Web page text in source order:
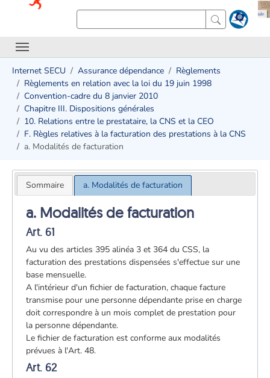
Internet SECU Assurance dépendance
Règlements
Règlements en relation avec la loi du 19 juin 1998
Convention-cadre du 8 janvier 2010
Chapitre III. Dispositions générales
10. Relations entre le prestataire, la CNS et la CEO
F. Règles relatives à la facturation des prestations à la CNS
a. Modalités de facturation
Sommaire a. Modalités de facturation
a. Modalités de facturation
Art. 61
Au vu des articles 395 alinéa 3 et 364 du CSS, la
facturation des prestations dispensées s'effectue sur une
base mensuelle.
A l'intérieur d'un fichier de facturation, chaque facture
transmise pour une personne dépendante prise en charge
doit correspondre à un mois complet de prestation pour
la personne dépendante.
Le fichier de facturation est conforme aux modalités
prévues à l'Art. 48.
Art. 62